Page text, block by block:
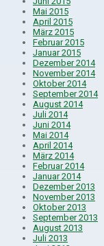
Mai 2015
April 2015
März 2015
Februar 2015
Januar 2015
Dezember 2014
November 2014
Oktober 2014
September 2014
August 2014
Juli 2014
Juni 2014
Mai 2014
April 2014
März 2014
Februar 2014
Januar 2014
Dezember 2013
November 2013
Oktober 2013
September 2013
August 2013
Juli 2013